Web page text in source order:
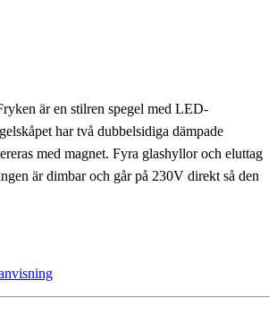
är en stilren spegel med LED-
har två dubbelsidiga dämpade
med magnet. Fyra glashyllor och eluttag
är dimbar och går på 230V direkt så den